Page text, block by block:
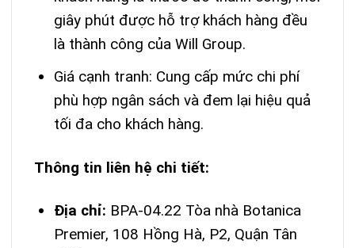
giây phút được hỗ trợ khách hàng đều
là thành công của Will Group.
Giá cạnh tranh: Cung cấp mức chi phí
phù hợp ngân sách và đem lại hiệu quả
tối đa cho khách hàng.
Thông tin liên hệ chi tiết:
Địa chỉ: BPA-04.22 Tòa nhà Botanica
Premier, 108 Hồng Hà, P2, Quận Tân